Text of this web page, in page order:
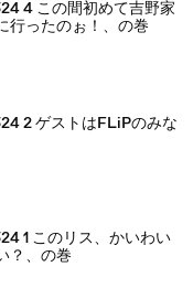
4 この間初めて吉野家
行ったのぉ！、の巻
2 ゲストはFLiPのみな
1 このリス、かいわい
？、の巻